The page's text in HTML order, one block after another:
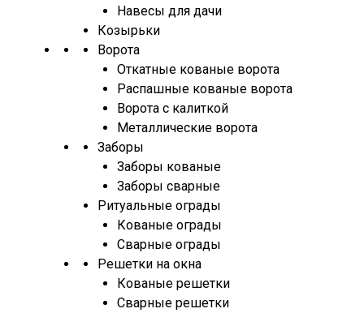
Навесы для дачи
Козырьки
Ворота
Откатные кованые ворота
Распашные кованые ворота
Ворота с калиткой
Металлические ворота
Заборы
Заборы кованые
Заборы сварные
Ритуальные ограды
Кованые ограды
Сварные ограды
Решетки на окна
Кованые решетки
Сварные решетки